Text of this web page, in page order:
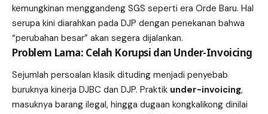
kemungkinan menggandeng SGS seperti era Orde Baru. Hal
serupa kini diarahkan pada DJP dengan penekanan bahwa
“perubahan besar” akan segera dijalankan.
Problem Lama: Celah Korupsi dan Under-Invoicing
Sejumlah persoalan klasik dituding menjadi penyebab
buruknya kinerja DJBC dan DJP. Praktik under-invoicing,
masuknya barang ilegal, hingga dugaan kongkalikong dinilai